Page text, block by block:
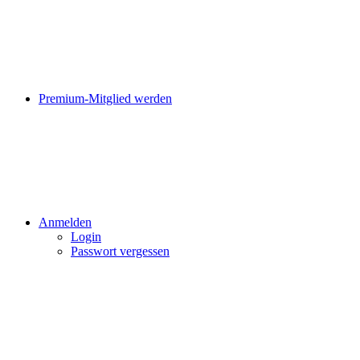
Premium-Mitglied werden
Anmelden
Login
Passwort vergessen